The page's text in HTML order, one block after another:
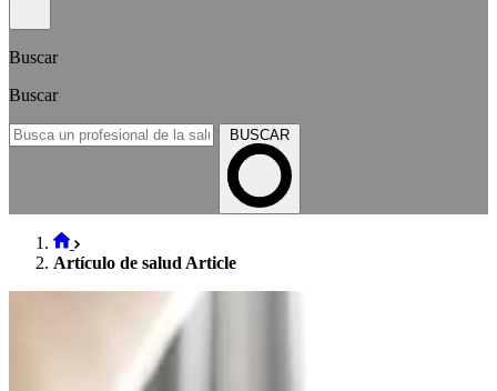
Buscar
Buscar
BUSCAR
Artículo de salud Article